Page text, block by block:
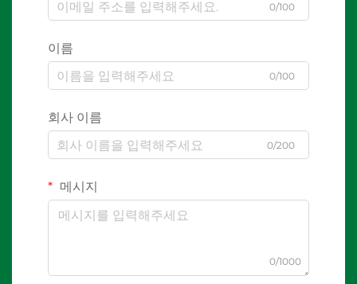
0/100
이름
0/100
회사 이름
0/200
메시지
0/1000